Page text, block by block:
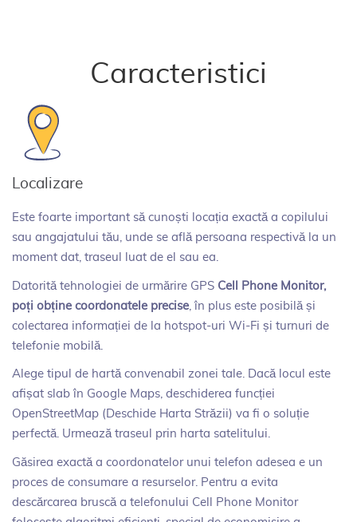
Caracteristici
Localizare
Este foarte important să cunoști locația exactă a copilului
sau angajatului tău, unde se află persoana respectivă la un
moment dat, traseul luat de el sau ea.
Datorită tehnologiei de urmărire GPS Cell Phone Monitor,
poți obține coordonatele precise , în plus este posibilă și
colectarea informației de la hotspot-uri Wi-Fi și turnuri de
telefonie mobilă.
Alege tipul de hartă convenabil zonei tale. Dacă locul este
afișat slab în Google Maps, deschiderea funcției
OpenStreetMap (Deschide Harta Străzii) va fi o soluție
perfectă. Urmează traseul prin harta satelitului.
Găsirea exactă a coordonatelor unui telefon adesea e un
proces de consumare a resurselor. Pentru a evita
descărcarea bruscă a telefonului Cell Phone Monitor